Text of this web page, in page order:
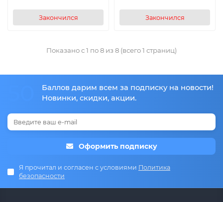
Закончился Закончился
Показано с 1 по 8 из 8 (всего 1 страниц)
Баллов дарим всем за подписку на новости!
Новинки, скидки, акции.
Оформить подписку
Я прочитал и согласен с условиями Политика
безопасности